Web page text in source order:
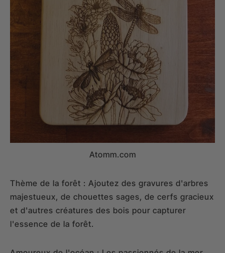
Atomm.com
Thème de la forêt : Ajoutez des gravures d'arbres
majestueux, de chouettes sages, de cerfs gracieux
et d'autres créatures des bois pour capturer
l'essence de la forêt.